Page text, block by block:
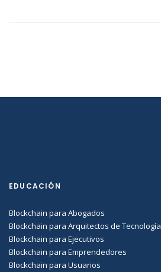
EDUCACIÓN
Blockchain para Abogados
Blockchain para Arquitectos de Tecnología
Blockchain para Ejecutivos
Blockchain para Emprendedores
Blockchain para Usuarios